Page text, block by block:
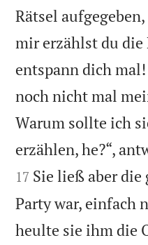
Rätsel
mir erzählst du die
entspann dich
noch nicht mal
Warum sollte ich
erzählen, he?“,
17 Sie ließ aber die
Party war, einfach
heulte sie ihm die